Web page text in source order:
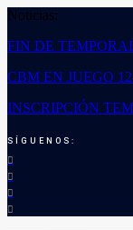
Noticias:
FIN DE
CBM EN JUEGO
INSCRIPCIÓN
SÍGUENOS: